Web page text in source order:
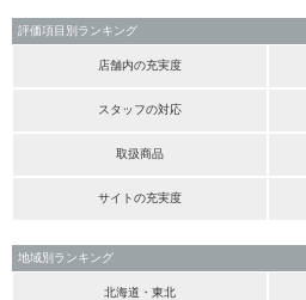
評価項目別ランキング
店舗内の充実度
スタッフの対応
取扱商品
サイトの充実度
地域別ランキング
北海道・東北